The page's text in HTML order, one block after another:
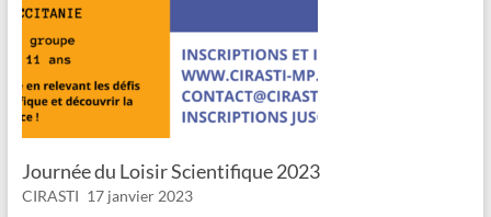
Journée du Loisir Scientifique 2023
CIRASTI 17 janvier 2023